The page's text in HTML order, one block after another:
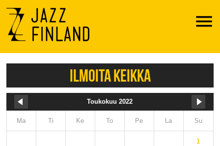
Menu
ILMOITA KEIKKA
Toukokuu 2022
Ma Ti Ke To Pe La Su
1